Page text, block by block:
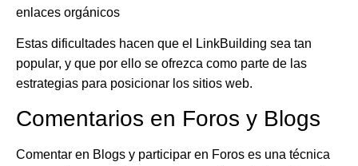
enlaces orgánicos
Estas dificultades hacen que el LinkBuilding sea tan
popular, y que por ello se ofrezca como parte de las
estrategias para posicionar los sitios web.
Comentarios en Foros y Blogs
Comentar en Blogs y participar en Foros es una técnica